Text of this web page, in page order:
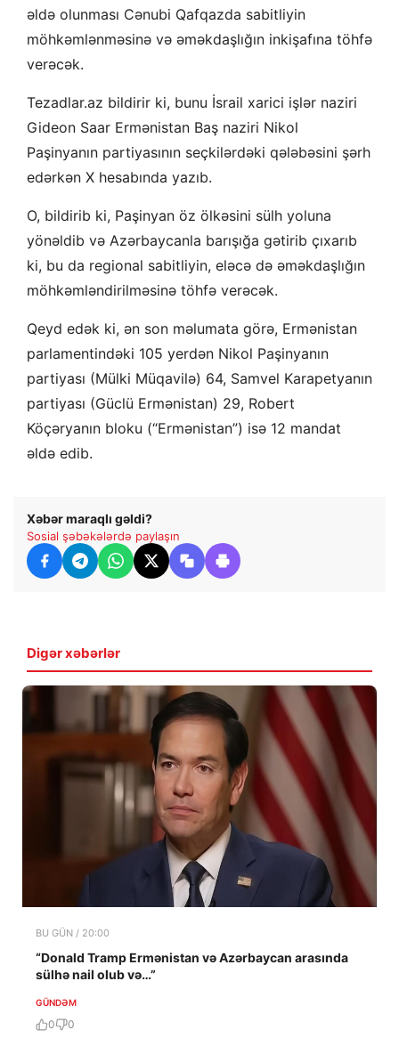
əldə olunması Cənubi Qafqazda sabitliyin
möhkəmlənməsinə və əməkdaşlığın inkişafına töhfə
verəcək.
Tezadlar.az bildirir ki, bunu İsrail xarici işlər naziri
Gideon Saar Ermənistan Baş naziri Nikol
Paşinyanın partiyasının seçkilərdəki qələbəsini şərh
edərkən X hesabında yazıb.
O, bildirib ki, Paşinyan öz ölkəsini sülh yoluna
yönəldib və Azərbaycanla barışığa gətirib çıxarıb
ki, bu da regional sabitliyin, eləcə də əməkdaşlığın
möhkəmləndirilməsinə töhfə verəcək.
Qeyd edək ki, ən son məlumata görə, Ermənistan
parlamentindəki 105 yerdən Nikol Paşinyanın
partiyası (Mülki Müqavilə) 64, Samvel Karapetyanın
partiyası (Güclü Ermənistan) 29, Robert
Köçəryanın bloku (“Ermənistan”) isə 12 mandat
əldə edib.
Xəbər maraqlı gəldi?
Sosial şəbəkələrdə paylaşın
Digər xəbərlər
BU GÜN / 20:00
“Donald Tramp Ermənistan və Azərbaycan arasında
sülhə nail olub və…”
GÜNDƏM
0 0